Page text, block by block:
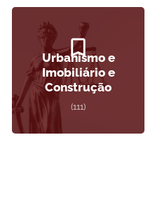
Urbanismo e
Imobiliário e
Construção
(111)